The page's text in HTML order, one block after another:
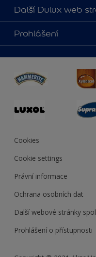
O nás
Kontaktujte nás
Najít obchod
Další Dulux web
duluxmalir.cz
duluxmaliar.sk
duluxprodejnabarev.cz
duluxpredajnafarieb.sk
Prohlášení
Cookies
Cookie settings
Právní informace
Ochrana osobních dat
Další webové stránky
Prohlášení o přístupnosti